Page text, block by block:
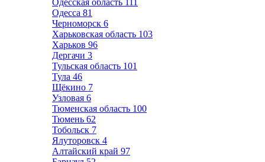
Одесская область 111
Одесса 81
Черноморск 6
Харьковская область 103
Харьков 96
Дергачи 3
Тульская область 101
Тула 46
Щёкино 7
Узловая 6
Тюменская область 100
Тюмень 62
Тобольск 7
Ялуторовск 4
Алтайский край 97